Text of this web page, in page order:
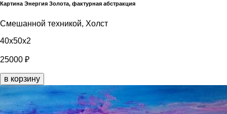
Картина Энергия Золота, фактурная абстракция
Смешанной техникой, Холст
40x50x2
25000 ₽
в корзину